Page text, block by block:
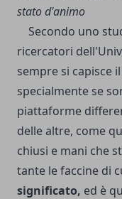
stato d'animo
Secondo uno
ricercatori
sempre si capisce
specialmente se
piattaforme
delle altre, come
chiusi e mani che
tante le faccine di
significato, ed è